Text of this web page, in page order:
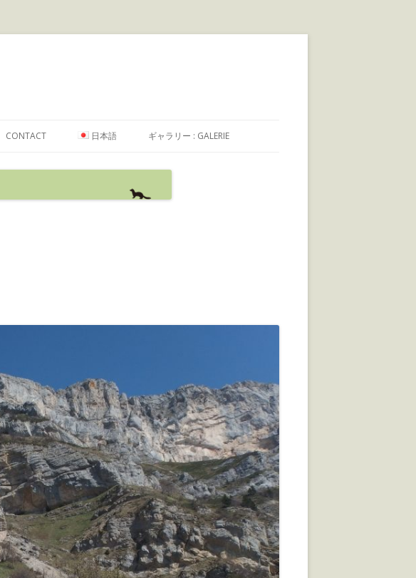
CONTACT 日本語
FRANÇAIS
ギャラリー : GALERIE